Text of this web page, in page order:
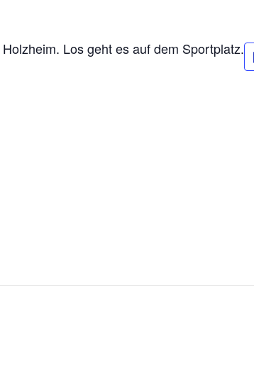
Los geht es auf dem Sportplatz.